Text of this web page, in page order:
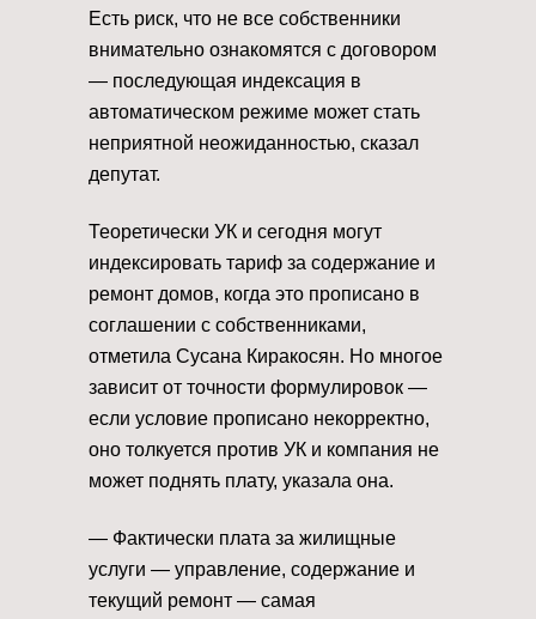
Есть риск, что не все собственники
внимательно ознакомятся с договором
— последующая индексация в
автоматическом режиме может стать
неприятной неожиданностью, сказал
депутат.
Теоретически УК и сегодня могут
индексировать тариф за содержание и
ремонт домов, когда это прописано в
соглашении с собственниками,
отметила Сусана Киракосян. Но многое
зависит от точности формулировок —
если условие прописано некорректно,
оно толкуется против УК и компания не
может поднять плату, указала она.
— Фактически плата за жилищные
услуги — управление, содержание и
текущий ремонт — самая